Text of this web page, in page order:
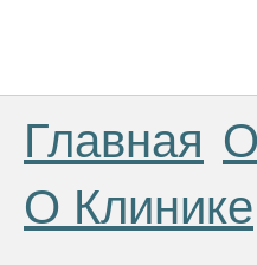
Главная
О Клинике